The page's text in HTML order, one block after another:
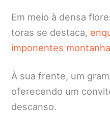
Em meio à densa
toras se destaca,
imponentes
À sua frente, um
oferecendo um
descanso.